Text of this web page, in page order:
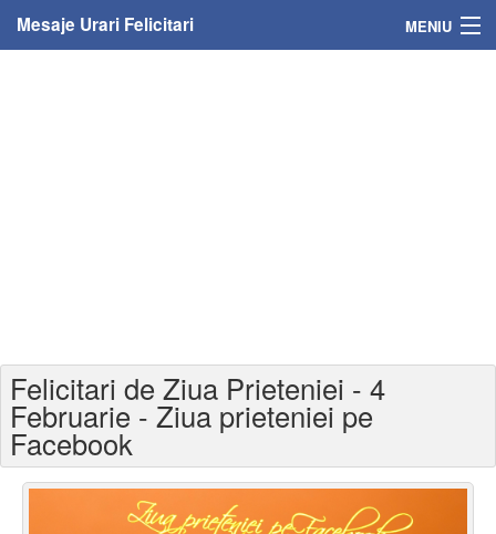
Mesaje Urari Felicitari MENIU
Felicitari varsta
Felicitari zilele anului
Felicitari zile saptamana
Felicitari de Ziua Prieteniei - 4
Februarie - Ziua prieteniei pe
Facebook